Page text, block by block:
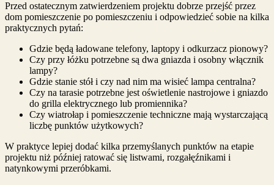
Przed ostatecznym zatwierdzeniem projektu dobrze przejść przez
dom pomieszczenie po pomieszczeniu i odpowiedzieć sobie na kilka
praktycznych pytań:
Gdzie będą ładowane telefony, laptopy i odkurzacz pionowy?
Czy przy łóżku potrzebne są dwa gniazda i osobny włącznik
lampy?
Gdzie stanie stół i czy nad nim ma wisieć lampa centralna?
Czy na tarasie potrzebne jest oświetlenie nastrojowe i gniazdo
do grilla elektrycznego lub promiennika?
Czy wiatrołap i pomieszczenie techniczne mają wystarczającą
liczbę punktów użytkowych?
W praktyce lepiej dodać kilka przemyślanych punktów na etapie
projektu niż później ratować się listwami, rozgałęźnikami i
natynkowymi przeróbkami.